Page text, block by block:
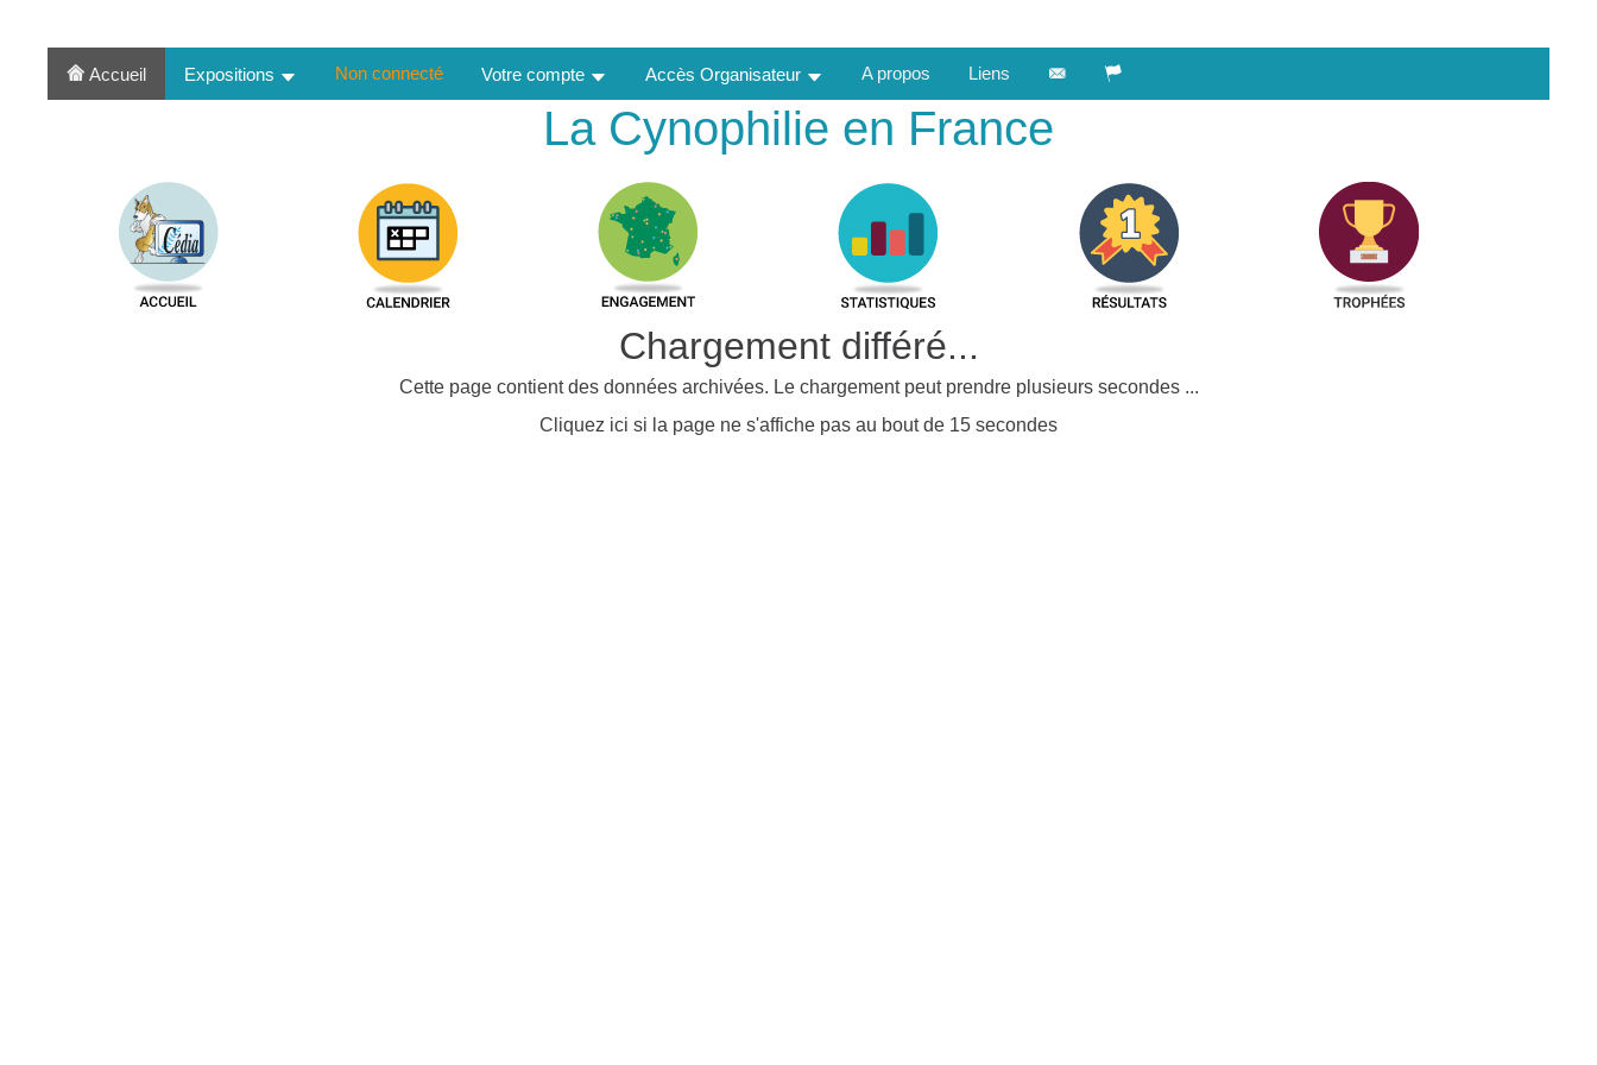
Accueil Expositions Non connecté Votre compte Accès Organisateur A propos Liens
La Cynophilie en France
Chargement différé...
Cette page contient des données archivées. Le chargement peut prendre plusieurs secondes ...
Cliquez ici si la page ne s'affiche pas au bout de 15 secondes